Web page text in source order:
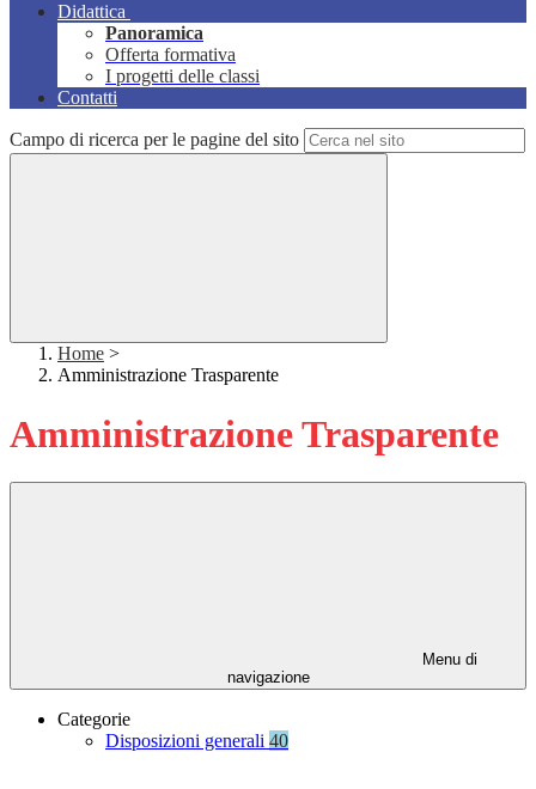
Didattica
Panoramica
Offerta formativa
I progetti delle classi
Contatti
Campo di ricerca per le pagine del sito
Home >
Amministrazione Trasparente
Amministrazione Trasparente
Menu di
navigazione
Categorie
Disposizioni generali 40